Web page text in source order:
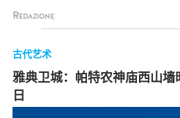
Redazione
古代艺术
雅典卫城：帕特农神庙西山
日